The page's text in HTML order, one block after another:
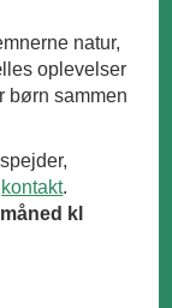
natur,
oplevelser
børn sammen
kontakt.
kl